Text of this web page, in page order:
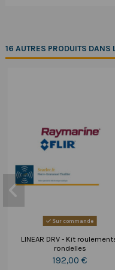
16 AUTRES PRODUITS DANS
Sur commande
LINEAR DRV - Kit
rondelles
192,00 €